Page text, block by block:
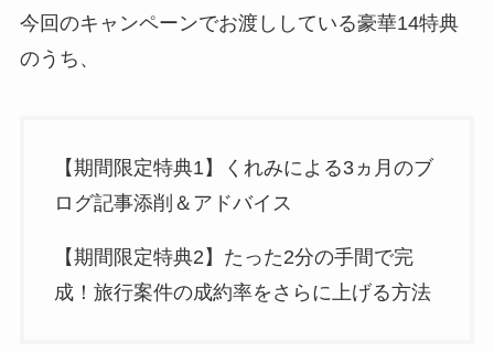
今回のキャンペーンでお渡ししている豪華14特典
のうち、
【期間限定特典1】くれみによる3ヵ月のブ
ログ記事添削＆アドバイス
【期間限定特典2】たった2分の手間で完
成！旅行案件の成約率をさらに上げる方法